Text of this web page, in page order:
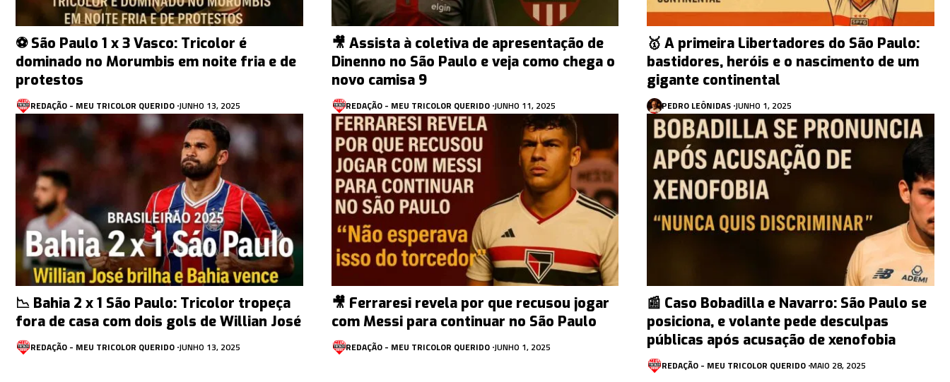
⚽ São Paulo 1 x 3 Vasco: Tricolor é
dominado no Morumbis em noite fria e de
protestos
REDAÇÃO - MEU TRICOLOR QUERIDO JUNHO 13, 2025
🎥 Assista à coletiva de apresentação de
Dinenno no São Paulo e veja como chega o
novo camisa 9
REDAÇÃO - MEU TRICOLOR QUERIDO JUNHO 11, 2025
🥇 A primeira Libertadores do São Paulo:
bastidores, heróis e o nascimento de um
gigante continental
PEDRO LEÔNIDAS JUNHO 1, 2025
📉 Bahia 2 x 1 São Paulo: Tricolor tropeça
fora de casa com dois gols de Willian José
REDAÇÃO - MEU TRICOLOR QUERIDO JUNHO 13, 2025
🎥 Ferraresi revela por que recusou jogar
com Messi para continuar no São Paulo
REDAÇÃO - MEU TRICOLOR QUERIDO JUNHO 1, 2025
📰 Caso Bobadilla e Navarro: São Paulo se
posiciona, e volante pede desculpas
públicas após acusação de xenofobia
REDAÇÃO - MEU TRICOLOR QUERIDO MAIO 28, 2025